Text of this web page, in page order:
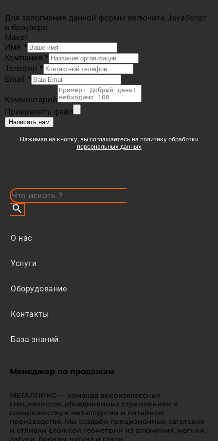
Для заполнения данной формы включите JavaScript
в браузере.
Макет
Имя *
Компания *
Телефон *
Email *
Комментарий
Прикрепить файл
Написать нам
Нажимая на кнопку, вы соглашаетесь на политику обработки
персональных данных
О нас
Услуги
Оборудование
Контакты
База знаний
Менеджер по продажам
МЕТАЛЛИКО — команда высококлассных
специалистов, объединённых стремлением к
совершенству в металлургии и литейном
производстве. Мы создаём прецизионные заготовки
и отливки сложной геометрии из алюминия, магния,
латуни, бронзы, чугуна и стали.